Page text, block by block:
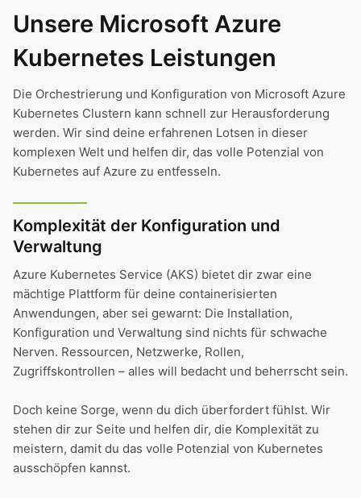
Unsere Microsoft Azure
Kubernetes Leistungen
Die Orchestrierung und Konfiguration von Microsoft Azure
Kubernetes Clustern kann schnell zur Herausforderung
werden. Wir sind deine erfahrenen Lotsen in dieser
komplexen Welt und helfen dir, das volle Potenzial von
Kubernetes auf Azure zu entfesseln.
Komplexität der Konfiguration und
Verwaltung
Azure Kubernetes Service (AKS) bietet dir zwar eine
mächtige Plattform für deine containerisierten
Anwendungen, aber sei gewarnt: Die Installation,
Konfiguration und Verwaltung sind nichts für schwache
Nerven. Ressourcen, Netzwerke, Rollen,
Zugriffskontrollen – alles will bedacht und beherrscht sein.
Doch keine Sorge, wenn du dich überfordert fühlst. Wir
stehen dir zur Seite und helfen dir, die Komplexität zu
meistern, damit du das volle Potenzial von Kubernetes
ausschöpfen kannst.